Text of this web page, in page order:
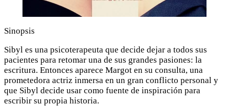
Sinopsis
Sibyl es una psicoterapeuta que decide dejar a todos sus
pacientes para retomar una de sus grandes pasiones: la
escritura. Entonces aparece Margot en su consulta, una
prometedora actriz inmersa en un gran conflicto personal y
que Sibyl decide usar como fuente de inspiración para
escribir su propia historia.